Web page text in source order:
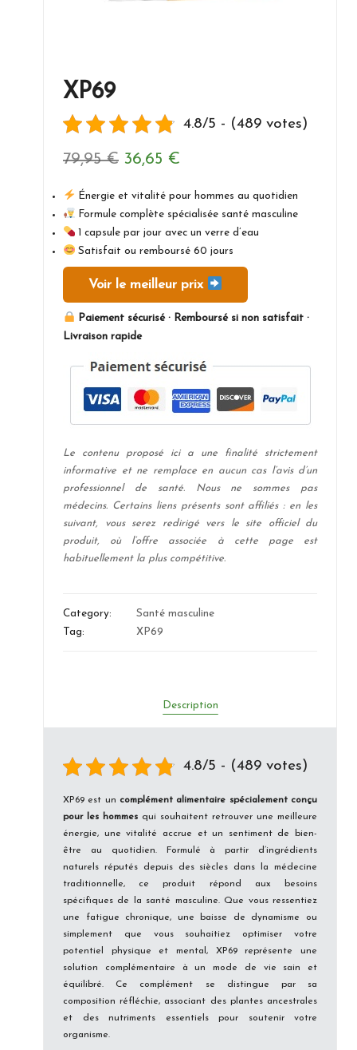
XP69
4.8/5 - (489 votes)
79,95€ Le
prix
initial
était :
79,95 €.
36,65 €
prix
actuel
est :
36,65 €.
Énergie et vitalité pour hommes au quotidien
Formule complète spécialisée santé masculine
1 capsule par jour avec un verre d’eau
Satisfait ou remboursé 60 jours
Voir le meilleur prix
Paiement sécurisé · Remboursé si non satisfait ·
Livraison rapide
Le contenu proposé ici a une finalité strictement
informative et ne remplace en aucun cas l’avis d’un
professionnel de santé. Nous ne sommes pas
médecins. Certains liens présents sont affiliés : en les
suivant, vous serez redirigé vers le site officiel du
produit, où l’offre associée à cette page est
habituellement la plus compétitive.
Category:
Santé masculine
Tag:
XP69
Description
4.8/5 - (489 votes)
XP69 est un complément alimentaire spécialement conçu
pour les hommes qui souhaitent retrouver une meilleure
énergie, une vitalité accrue et un sentiment de bien-
être au quotidien. Formulé à partir d’ingrédients
naturels réputés depuis des siècles dans la médecine
traditionnelle, ce produit répond aux besoins
spécifiques de la santé masculine. Que vous ressentiez
une fatigue chronique, une baisse de dynamisme ou
simplement que vous souhaitiez optimiser votre
potentiel physique et mental, XP69 représente une
solution complémentaire à un mode de vie sain et
équilibré. Ce complément se distingue par sa
composition réfléchie, associant des plantes ancestrales
et des nutriments essentiels pour soutenir votre
organisme.